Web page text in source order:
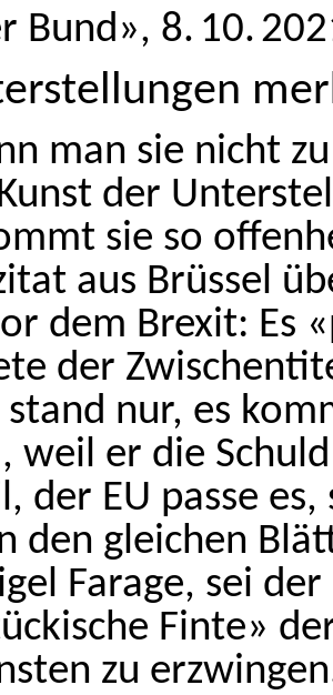
Bund», 8. 10.
man sie nicht
der
sie so
aus Brüssel
dem Brexit: Es
der
nur, es
weil er die
der EU passe
den gleichen
Farage, sei
Finte»
zu